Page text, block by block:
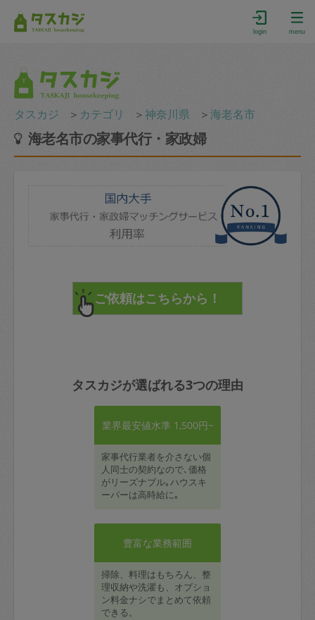
login menu
タスカジ ＞ カテゴリ ＞神奈川県 ＞海老名市
海老名市の家事代行・家政婦
タスカジが選ばれる3つの理由
業界最安値水準 1,500円~
家事代行業者を介さない個
人同士の契約なので､価格
がリーズナブル｡ハウスキ
ーパーは高時給に｡
豊富な業務範囲
掃除、料理はもちろん、整
理収納や洗濯も、オプショ
ン料金ナシでまとめて依頼
できる。